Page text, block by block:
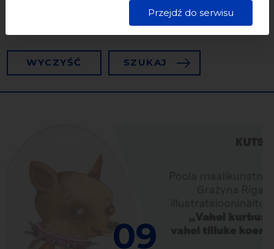
dane są przetwarzane w sposób bezpieczny, z należytą
starannością i zgodnie z obowiązującymi przepisami.
Przejdź do serwisu
Następny miesiąc
WYCZYŚĆ SZUKAJ
09